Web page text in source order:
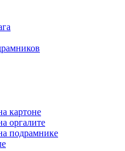
картоне
оргалите
подрамнике